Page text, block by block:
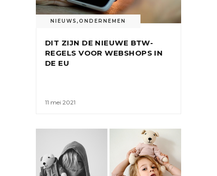
NIEUWS ,ONDERNEMEN
DIT ZIJN DE NIEUWE BTW-
REGELS VOOR WEBSHOPS IN
DE EU
11 mei 2021